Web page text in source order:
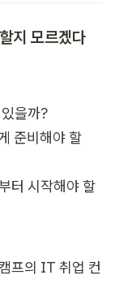
지 모르겠다
을까?
준비해야 할
터 시작해야 할
프의 IT 취업 컨